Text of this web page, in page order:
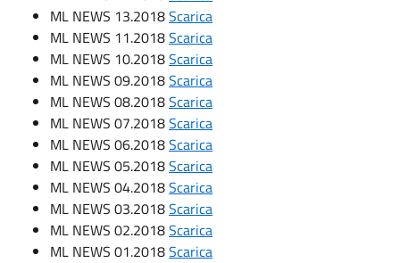
ML NEWS 13.2018Scarica
ML NEWS 11.2018Scarica
ML NEWS 10.2018Scarica
ML NEWS 09.2018Scarica
ML NEWS 08.2018Scarica
ML NEWS 07.2018Scarica
ML NEWS 06.2018Scarica
ML NEWS 05.2018Scarica
ML NEWS 04.2018Scarica
ML NEWS 03.2018Scarica
ML NEWS 02.2018Scarica
ML NEWS 01.2018Scarica